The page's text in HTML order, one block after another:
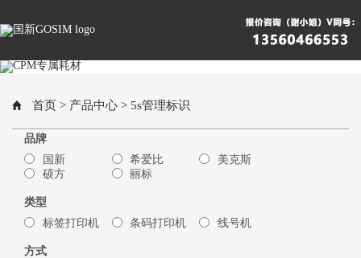
首页 > 产品中心 > 5s管理标识
品牌
国新
希爱比
美克斯
硕方
丽标
类型
标签打印机
条码打印机 线号机
方式